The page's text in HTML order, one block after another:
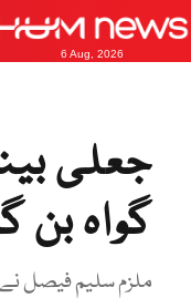
6 Aug, 2026
جعلی
گواہ بن
ملزم سلیم فیصل